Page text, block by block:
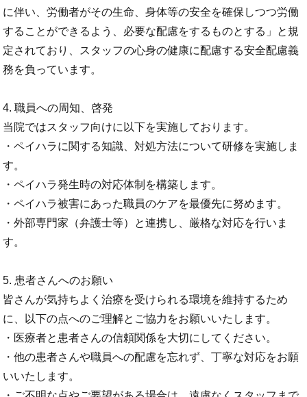
に伴い、労働者がその生命、身体等の安全を確保しつつ労働
することができるよう、必要な配慮をするものとする」と規
定されており、スタッフの心身の健康に配慮する安全配慮義
務を負っています。
4. 職員への周知、啓発
当院ではスタッフ向けに以下を実施しております。
・ペイハラに関する知識、対処方法について研修を実施しま
す。
・ペイハラ発生時の対応体制を構築します。
・ペイハラ被害にあった職員のケアを最優先に努めます。
・外部専門家（弁護士等）と連携し、厳格な対応を行いま
す。
5. 患者さんへのお願い
皆さんが気持ちよく治療を受けられる環境を維持するため
に、以下の点へのご理解とご協力をお願いいたします。
・医療者と患者さんの信頼関係を大切にしてください。
・他の患者さんや職員への配慮を忘れず、丁寧な対応をお願
いいたします。